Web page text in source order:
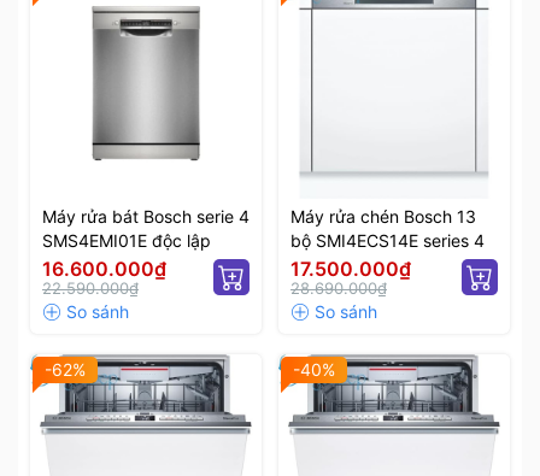
Máy rửa bát Bosch serie 4
SMS4EMI01E độc lập
16.600.000₫
22.590.000₫
Máy rửa chén Bosch 13
bộ SMI4ECS14E series 4
17.500.000₫
28.690.000₫
-62% -40%